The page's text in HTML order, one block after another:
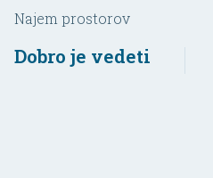
Najem prostorov
Dobro je vedeti